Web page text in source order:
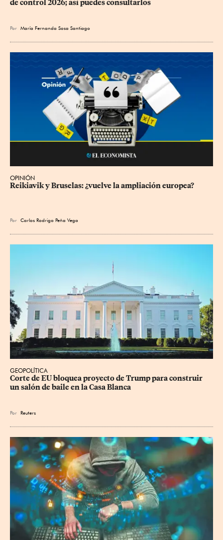
de control 2026; así puedes consultarlos
Por María Fernanda Sosa Santiago
OPINIÓN
Reikiavik y Bruselas: ¿vuelve la ampliación europea?
Por Carlos Rodrigo Peña Vega
GEOPOLÍTICA
Corte de EU bloquea proyecto de Trump para construir
un salón de baile en la Casa Blanca
Por Reuters